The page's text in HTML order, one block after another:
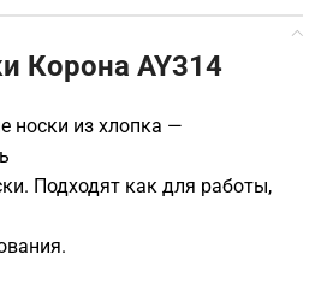
Корона AY314
носки из хлопка —
Подходят как для работы,